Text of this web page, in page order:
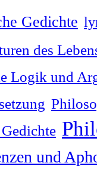
Gedichte
des
Logik und
und